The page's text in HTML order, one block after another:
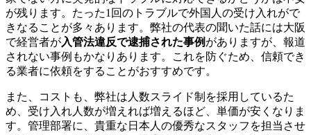
が残ります。たった1回のトラブルで外国人の受け入れがで
きなることが多々あります。弊社の代表の聞いた話には大阪
で経営者が入管法違反で逮捕された事例 がありますが、報道
されない事例もかなりあります。これを防ぐため、信頼でき
る業者に依頼をすることがおすすめです。
また、コストも、弊社は人数スライド制を採用しているた
め、受け入れ人数が増えれば増えるほど、単価が安くなりま
す。管理部署に、貴重な日本人の優秀なスタッフを担当させ